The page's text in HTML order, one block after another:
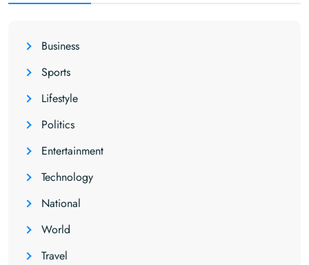
Business
Sports
Lifestyle
Politics
Entertainment
Technology
National
World
Travel